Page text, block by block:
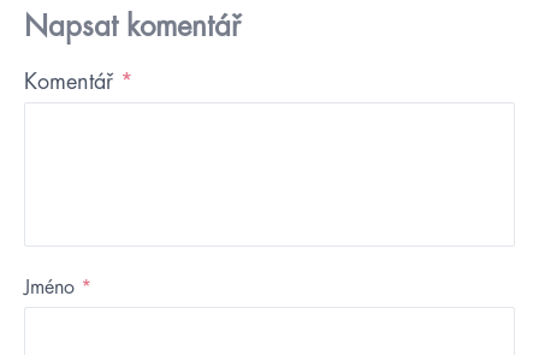
Napsat komentář
Komentář *
Jméno *